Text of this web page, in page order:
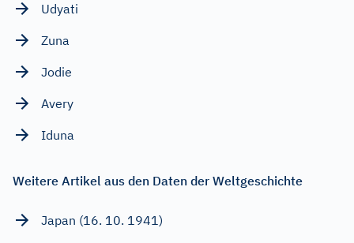
Udyati
Zuna
Jodie
Avery
Iduna
Weitere Artikel aus den Daten der Weltgeschichte
Japan (16. 10. 1941)